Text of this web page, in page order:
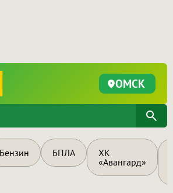
ОМСК
Бензин БПЛА
ХК
«Авангард»